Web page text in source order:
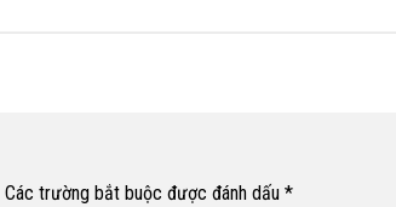
Các trường bắt buộc được đánh dấu *